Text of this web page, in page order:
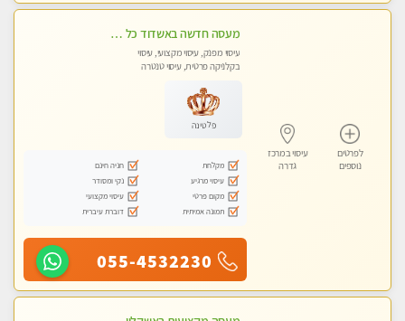
לפרטים
נוספים
עיסוי במרכז
גדרה
מעסה חדשה באשדוד כל סוגי העיסויים מעסה מקצועית ואיכותית פרטי!!!מומלץ לחלוטין!! Private! Highly recommended
עיסוי מפנק, עיסוי מקצועי, עיסוי
בקלניקה פרטית, עיסוי טנטרה
פלטינה
מקלחת
חניה חינם
עיסוי מרגיע
נקי ומסודר
מקום פרטי
עיסוי מקצועי
תמונה אמיתית
דוברת עיברית
055-4532230